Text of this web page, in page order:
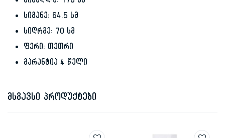
სიგანე: 64.5 სმ
სიღრმე: 70 სმ
ფერი: თეთრი
გარანტია 4 წელი
მსგავსი პროდუქტები